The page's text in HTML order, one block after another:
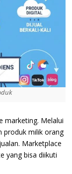
marketing. Melalui
produk milik orang
Marketplace
yang bisa diikuti